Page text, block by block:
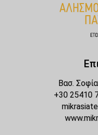
Βασ.
+30 25410